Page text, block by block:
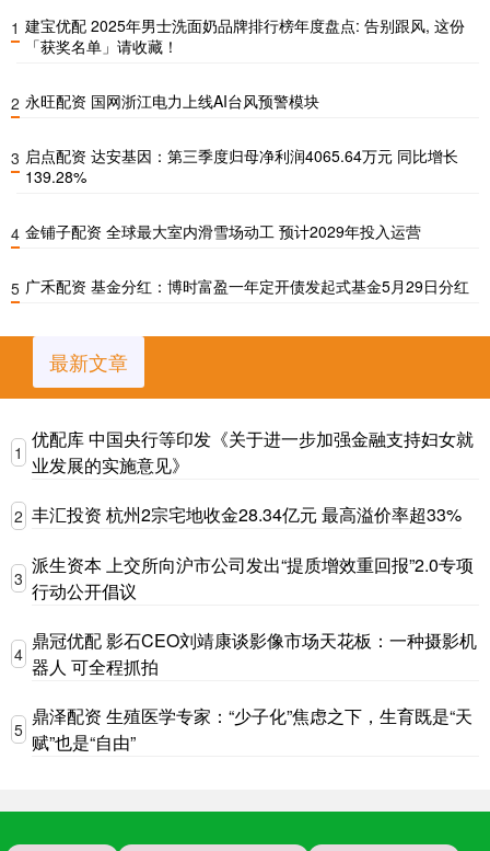
1 建宝优配 2025年男士洗面奶品牌排行榜年度盘点: 告别跟风, 这份
「获奖名单」请收藏！
2 永旺配资 国网浙江电力上线AI台风预警模块
3 启点配资 达安基因：第三季度归母净利润4065.64万元 同比增长
139.28%
4 金铺子配资 全球最大室内滑雪场动工 预计2029年投入运营
5 广禾配资 基金分红：博时富盈一年定开债发起式基金5月29日分红
最新文章
1
优配库 中国央行等印发《关于进一步加强金融支持妇女就
业发展的实施意见》
2 丰汇投资 杭州2宗宅地收金28.34亿元 最高溢价率超33%
3
派生资本 上交所向沪市公司发出“提质增效重回报”2.0专项
行动公开倡议
4
鼎冠优配 影石CEO刘靖康谈影像市场天花板：一种摄影机
器人 可全程抓拍
5
鼎泽配资 生殖医学专家：“少子化”焦虑之下，生育既是“天
赋”也是“自由”